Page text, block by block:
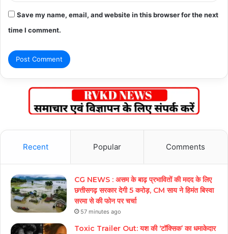
Save my name, email, and website in this browser for the next
time I comment.
Recent Popular Comments
CG NEWS : असम के बाढ़ प्रभावितों की मदद के लिए
छत्तीसगढ़ सरकार देगी 5 करोड़, CM साय ने हिमंत बिस्वा
सरमा से की फोन पर चर्चा
57 minutes ago
Toxic Trailer Out: यश की ‘टॉक्सिक’ का धमाकेदार